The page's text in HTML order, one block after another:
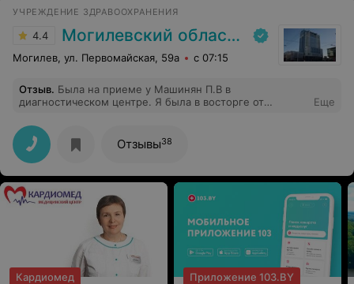
УЧРЕЖДЕНИЕ ЗДРАВООХРАНЕНИЯ
4.4 Могилевский областной лечебно-диагностический центр
Могилев, ул. Первомайская, 59а с 07:15
Отзыв. Была на приеме у Машинян П.В в
диагностическом центре. Я была в восторге от
встречала. Очень граммотная,современная и самое
главное с подходом доказательной медицины .
Доверяю ей не только себя,но и своего ребенка
Еще
Отзывы38
Кардиомед
Приложение 103.BY